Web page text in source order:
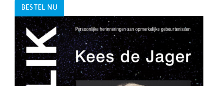
BESTEL NU